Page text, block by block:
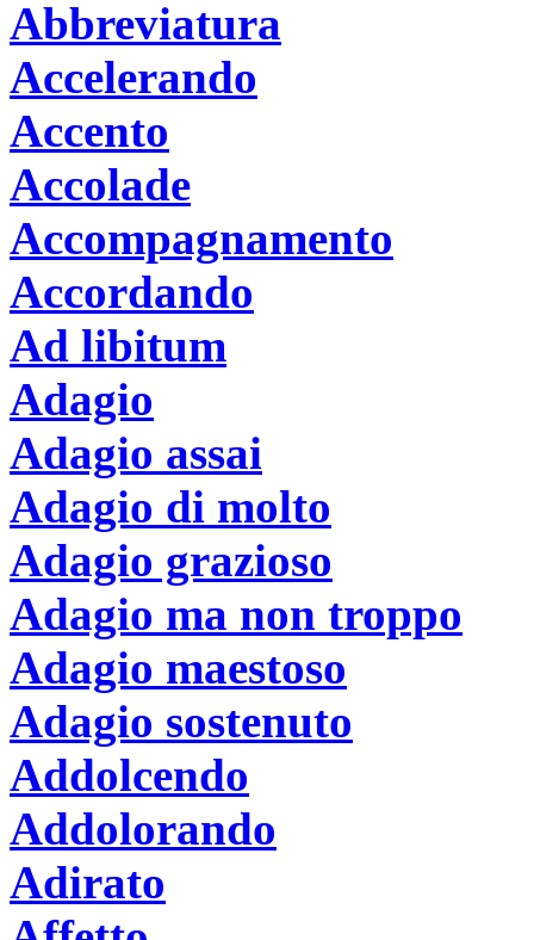
Abbreviatura
Accelerando
Accento
Accolade
Accompagnamento
Accordando
Ad libitum
Adagio
Adagio assai
Adagio di molto
Adagio grazioso
Adagio ma non troppo
Adagio maestoso
Adagio sostenuto
Addolcendo
Addolorando
Adirato